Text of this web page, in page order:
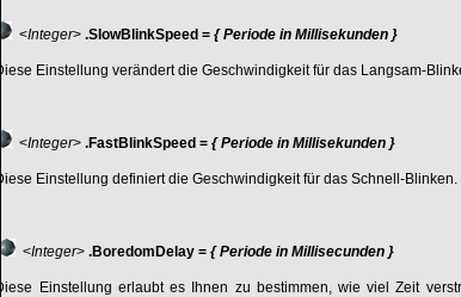
<Integer>.SlowBlinkSpeed ={ Periode in Millisekunden }
Diese Einstellung verändert die Geschwindigkeit für das Langsam-
<Integer>.FastBlinkSpeed ={ Periode in Millisekunden }
Diese Einstellung definiert die Geschwindigkeit für das Schnell-
<Integer>.BoredomDelay ={ Periode in Millisecunden }
Diese Einstellung erlaubt es Ihnen zu bestimmen, wie viel Zeit